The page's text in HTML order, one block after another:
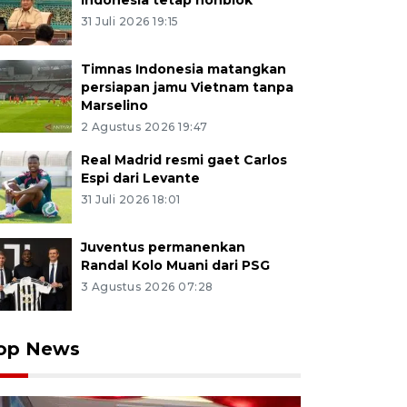
31 Juli 2026 19:15
Timnas Indonesia matangkan
persiapan jamu Vietnam tanpa
Marselino
2 Agustus 2026 19:47
Real Madrid resmi gaet Carlos
Espi dari Levante
31 Juli 2026 18:01
Juventus permanenkan
Randal Kolo Muani dari PSG
3 Agustus 2026 07:28
News